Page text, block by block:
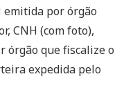
emitida por órgão
CNH (com foto),
órgão que fiscalize o
expedida pelo